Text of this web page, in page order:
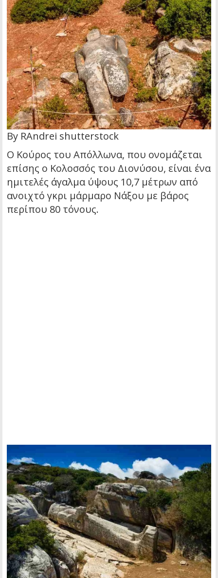
By RAndrei shutterstock
Ο Κούρος του Απόλλωνα, που ονομάζεται
επίσης ο Κολοσσός του Διονύσου, είναι ένα
ημιτελές άγαλμα ύψους 10,7 μέτρων από
ανοιχτό γκρι μάρμαρο Νάξου με βάρος
περίπου 80 τόνους.